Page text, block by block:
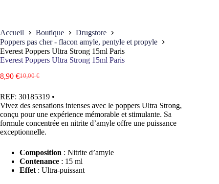
Accueil Boutique
Drugstore
Poppers pas cher - flacon amyle, pentyle et propyle
Everest Poppers Ultra Strong 15ml Paris
Everest Poppers Ultra Strong 15ml Paris
10,00€
Le
initial
était :
10,00 €.
8,90 €Le
actuel
est :
8,90 €.
REF: 30185319 •
Vivez des sensations intenses avec le poppers Ultra Strong,
conçu pour une expérience mémorable et stimulante. Sa
formule concentrée en nitrite d’amyle offre une puissance
exceptionnelle.
Composition : Nitrite d’amyle
Contenance : 15 ml
Effet : Ultra-puissant